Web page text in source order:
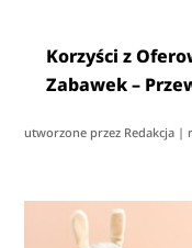
Korzyści z
Zabawek –
utworzone przez Redakcja |